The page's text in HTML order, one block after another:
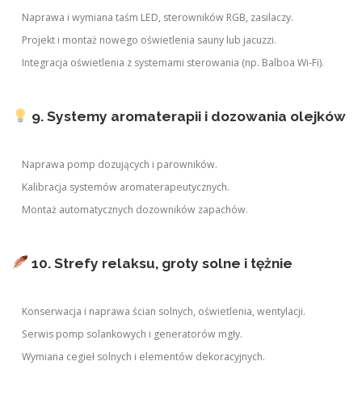
Naprawa i wymiana taśm LED, sterowników RGB, zasilaczy.
Projekt i montaż nowego oświetlenia sauny lub jacuzzi.
Integracja oświetlenia z systemami sterowania (np. Balboa Wi-Fi).
9. Systemy aromaterapii i dozowania olejków
Naprawa pomp dozujących i parowników.
Kalibracja systemów aromaterapeutycznych.
Montaż automatycznych dozowników zapachów.
10. Strefy relaksu, groty solne i tężnie
Konserwacja i naprawa ścian solnych, oświetlenia, wentylacji.
Serwis pomp solankowych i generatorów mgły.
Wymiana cegieł solnych i elementów dekoracyjnych.